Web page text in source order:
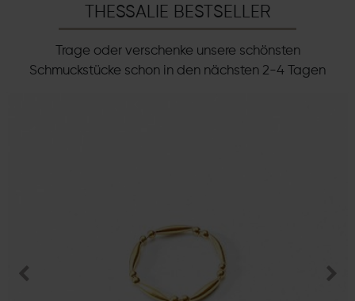
THESSALIE BESTSELLER
Trage oder verschenke unsere schönsten
Schmuckstücke schon in den nächsten 2-4 Tagen